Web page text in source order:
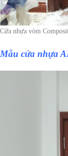
Cửa nhựa vòm
Mẫu cửa nhựa